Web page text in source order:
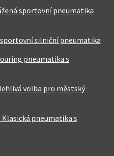
sportovní pneumatika
sportovní silniční pneumatika
pneumatika s
volba pro městský
pneumatika s